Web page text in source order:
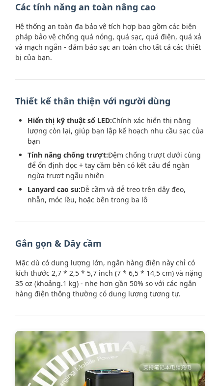
Các tính năng an toàn nâng cao
Hệ thống an toàn đa bảo vệ tích hợp bao gồm các biện
pháp bảo vệ chống quá nóng, quá sạc, quá điện, quá xả
và mạch ngắn - đảm bảo sạc an toàn cho tất cả các thiết
bị của bạn.
Thiết kế thân thiện với người dùng
Hiển thị kỹ thuật số LED:Chính xác hiển thị năng
lượng còn lại, giúp bạn lập kế hoạch nhu cầu sạc của
bạn
Tính năng chống trượt:Đệm chống trượt dưới cùng
để ổn định dọc + tay cầm bên có kết cấu để ngăn
ngừa trượt ngẫu nhiên
Lanyard cao su:Dễ cầm và dễ treo trên dây đeo,
nhẫn, móc lều, hoặc bên trong ba lô
Gắn gọn & Dây cầm
Mặc dù có dung lượng lớn, ngân hàng điện này chỉ có
kích thước 2,7 * 2,5 * 5,7 inch (7 * 6,5 * 14,5 cm) và nặng
35 oz (khoảng.1 kg) - nhẹ hơn gần 50% so với các ngân
hàng điện thông thường có dung lượng tương tự.